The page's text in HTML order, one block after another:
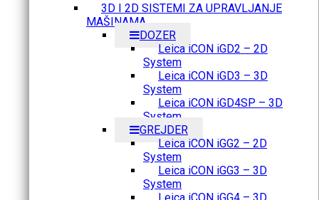
3D I 2D SISTEMI ZA UPRAVLJANJE
MAŠINAMA
DOZER
Leica iCON iGD2 – 2D
System
Leica iCON iGD3 – 3D
System
Leica iCON iGD4SP – 3D
System
GREJDER
Leica iCON iGG2 – 2D
System
Leica iCON iGG3 – 3D
System